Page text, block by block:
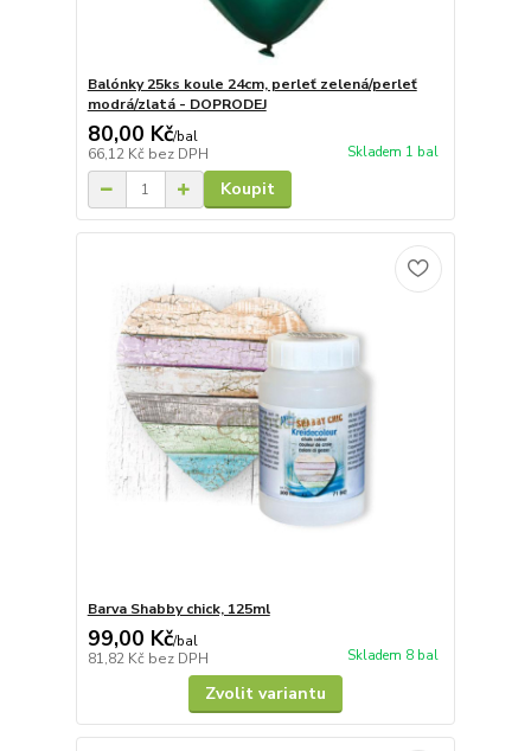
Balónky 25ks koule 24cm, perleť zelená/perleť
modrá/zlatá - DOPRODEJ
80,00 Kč/bal
66,12 Kč bez DPH Skladem 1 bal
Koupit
Barva Shabby chick, 125ml
99,00 Kč/bal
81,82 Kč bez DPH Skladem 8 bal
Zvolit variantu